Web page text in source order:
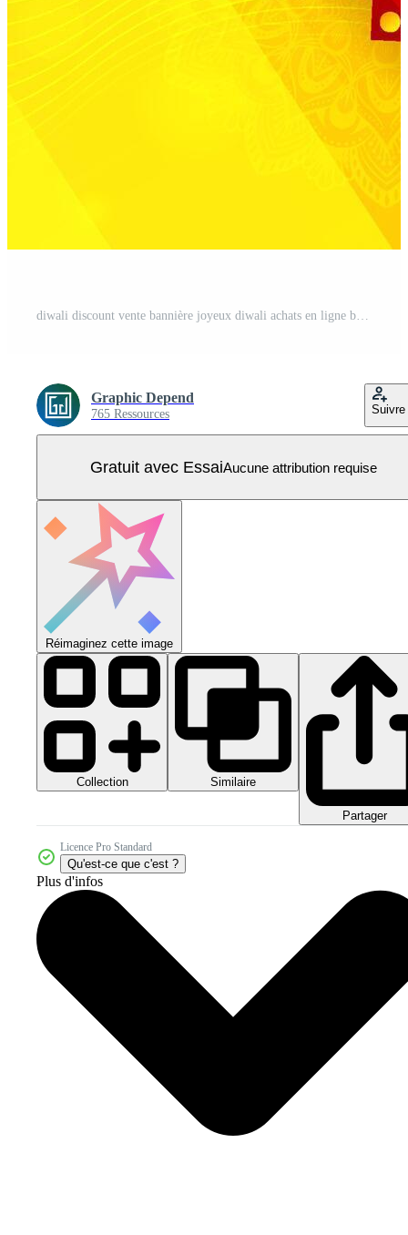
diwali discount vente bannière joyeux diwali achats en ligne bannière diwali vente exceptionnelle Vecteur Pro
Graphic Depend
765 Ressources Suivre
Gratuit avec EssaiAucune attribution requise
Réimaginez cette image
Collection Similaire
Partager
Licence Pro Standard
Qu'est-ce que c'est ?
Plus d'infos